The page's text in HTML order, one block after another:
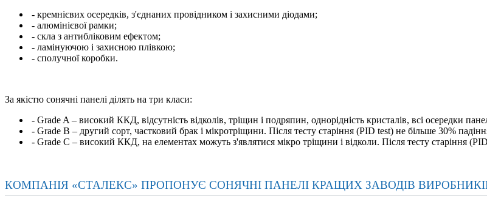
- кремнієвих осередків, з'єднаних провідником і захисними діодами;
- алюмінієвої рамки;
- скла з антибліковим ефектом;
- ламінуючою і захисною плівкою;
- сполучної коробки.
За якістю сонячні панелі ділять на три класи:
- Grade A – високий ККД, відсутність відколів, тріщин і подряпин, однорідність кристалів, всі осередки
- Grade B – другий сорт, частковий брак і мікротріщини. Після тесту старіння (PID test) не більше 30%
- Grade С – високий ККД, на елементах можуть з'являтися мікро тріщини і відколи. Після тесту старіння
КОМПАНІЯ «СТАЛЕКС» ПРОПОНУЄ СОНЯЧНІ ПАНЕЛІ КРАЩИХ ЗАВОДІВ